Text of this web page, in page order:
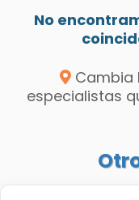
No
Cambia
especialistas